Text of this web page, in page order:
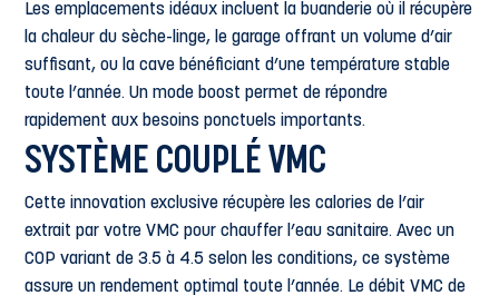
Les emplacements idéaux incluent la buanderie où il récupère
la chaleur du sèche-linge, le garage offrant un volume d’air
suffisant, ou la cave bénéficiant d’une température stable
toute l’année. Un mode boost permet de répondre
rapidement aux besoins ponctuels importants.
SYSTÈME COUPLÉ VMC
Cette innovation exclusive récupère les calories de l’air
extrait par votre VMC pour chauffer l’eau sanitaire. Avec un
COP variant de 3.5 à 4.5 selon les conditions, ce système
assure un rendement optimal toute l’année. Le débit VMC de